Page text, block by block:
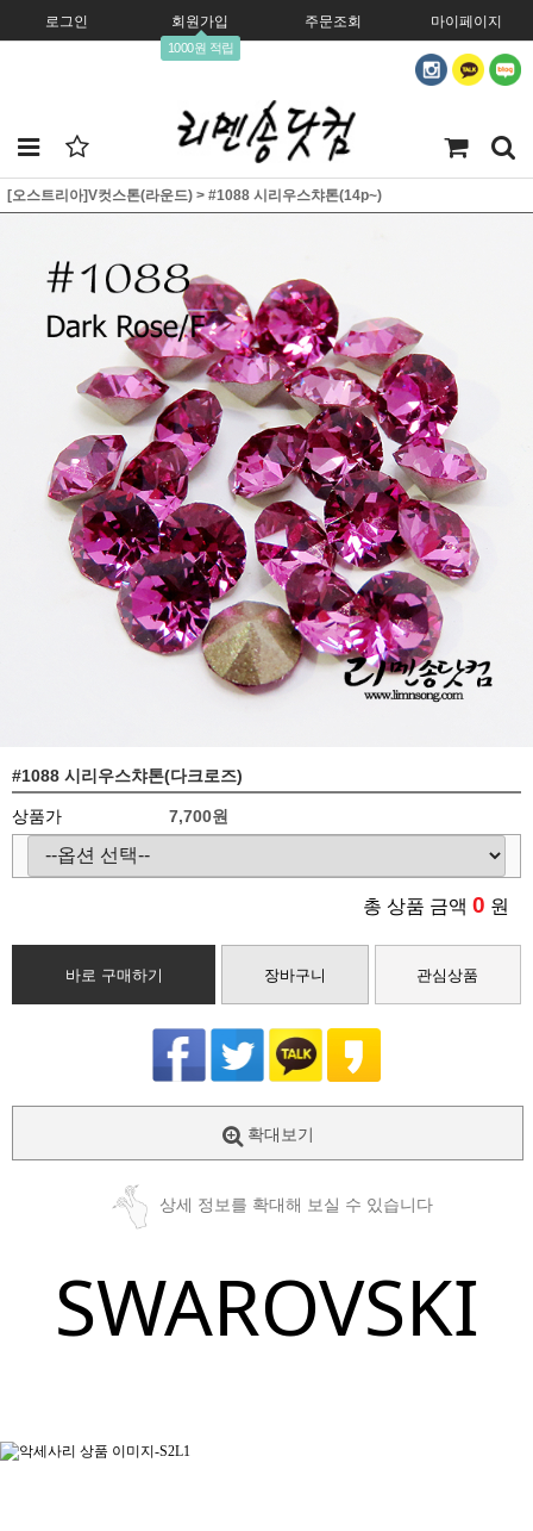
로그인 회원가입
1000원 적립
주문조회 마이페이지
[오스트리아]V컷스톤(라운드) > #1088 시리우스챠톤(14p~)
#1088 시리우스챠톤(다크로즈)
상품가 7,700원
총 상품 금액 0 원
바로 구매하기 장바구니 관심상품
확대보기
상세 정보를 확대해 보실 수 있습니다
SWAROVSKI